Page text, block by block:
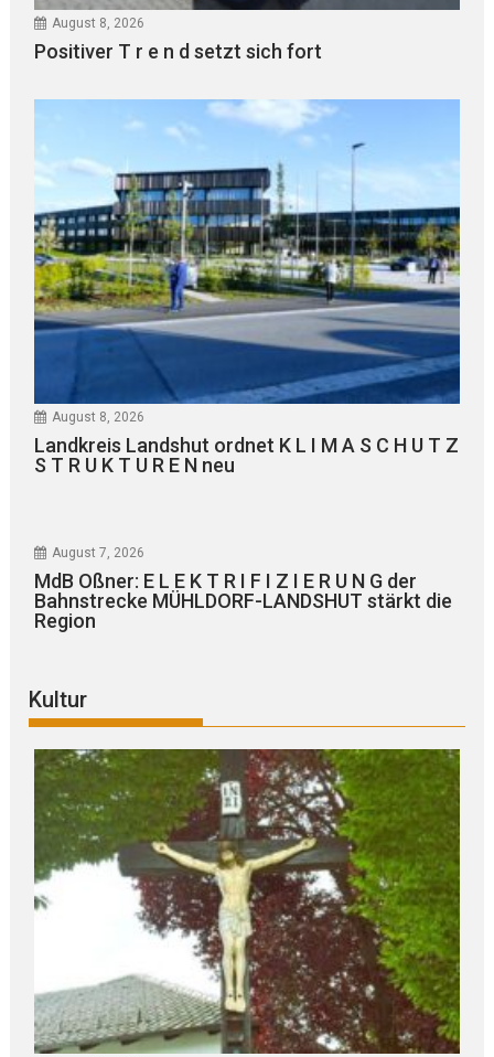
August 8, 2026
Positiver T r e n d setzt sich fort
August 8, 2026
Landkreis Landshut ordnet K L I M A S C H U T Z
S T R U K T U R E N neu
August 7, 2026
MdB Oßner: E L E K T R I F I Z I E R U N G der
Bahnstrecke MÜHLDORF-LANDSHUT stärkt die
Region
Kultur